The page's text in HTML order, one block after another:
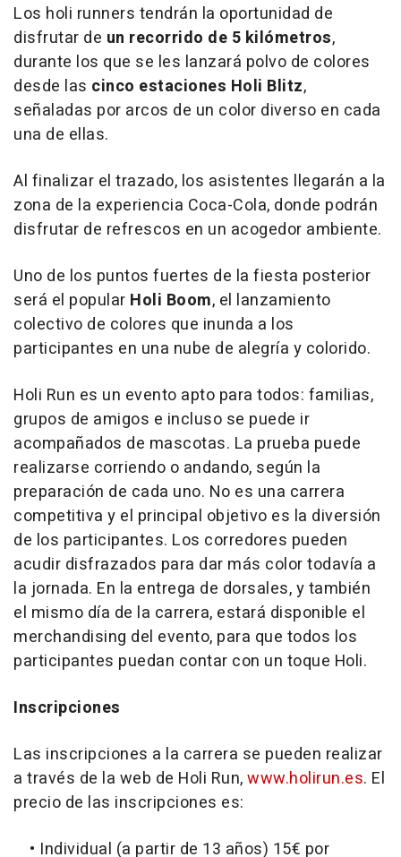
Los holi runners tendrán la oportunidad de
disfrutar de un recorrido de 5 kilómetros,
durante los que se les lanzará polvo de colores
desde las cinco estaciones Holi Blitz,
señaladas por arcos de un color diverso en cada
una de ellas.
Al finalizar el trazado, los asistentes llegarán a la
zona de la experiencia Coca-Cola, donde podrán
disfrutar de refrescos en un acogedor ambiente.
Uno de los puntos fuertes de la fiesta posterior
será el popular Holi Boom, el lanzamiento
colectivo de colores que inunda a los
participantes en una nube de alegría y colorido.
Holi Run es un evento apto para todos: familias,
grupos de amigos e incluso se puede ir
acompañados de mascotas. La prueba puede
realizarse corriendo o andando, según la
preparación de cada uno. No es una carrera
competitiva y el principal objetivo es la diversión
de los participantes. Los corredores pueden
acudir disfrazados para dar más color todavía a
la jornada. En la entrega de dorsales, y también
el mismo día de la carrera, estará disponible el
merchandising del evento, para que todos los
participantes puedan contar con un toque Holi.
Inscripciones
Las inscripciones a la carrera se pueden realizar
a través de la web de Holi Run,www.holirun.es. El
precio de las inscripciones es:
• Individual (a partir de 13 años) 15€ por